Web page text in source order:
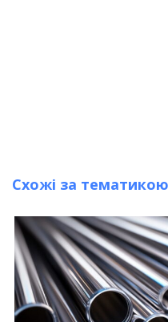
Схожі за тематикою